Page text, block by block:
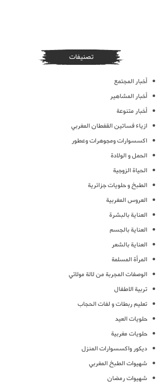
تصنيفات
أخبار المجتمع
أخبار المشاهير
أخبار متنوعة
ازياء فساتين القفطان المغربي
اكسسوارات ومجوهرات وعطور
الحمل و الولادة
الحياة الزوجية
الطبخ و حلويات جزائرية
العروس المغربية
العناية بالبشرة
العناية بالجسم
العناية بالشعر
المرأة المسلمة
الوصفات المجربة من لالة مولاتي
تربية الاطفال
تعليم ربطات و لفات الحجاب
حلويات العيد
حلويات مغربية
ديكور واكسسوارات المنزل
شهيوات الطبخ المغربي
شهيوات رمضان